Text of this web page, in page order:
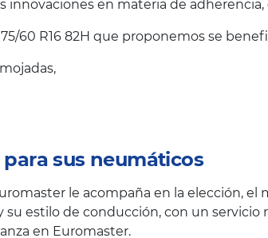
innovaciones en materia de
60 R16 82H que proponemos se
sus neumáticos
le acompaña en la elección,
su estilo de conducción, con un
en Euromaster.